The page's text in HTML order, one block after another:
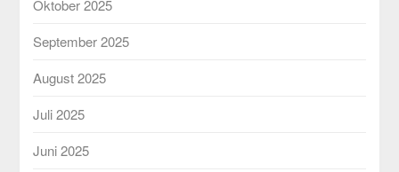
Oktober 2025
September 2025
August 2025
Juli 2025
Juni 2025